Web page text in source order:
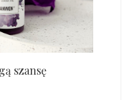
szansę